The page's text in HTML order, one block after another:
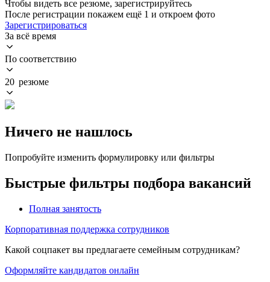
Чтобы видеть все резюме, зарегистрируйтесь
После регистрации покажем ещё 1 и откроем фото
Зарегистрироваться
За всё время
По соответствию
20 резюме
Ничего не нашлось
Попробуйте изменить формулировку или фильтры
Быстрые фильтры подбора вакансий
Полная занятость
Корпоративная поддержка сотрудников
Какой соцпакет вы предлагаете семейным сотрудникам?
Оформляйте кандидатов онлайн